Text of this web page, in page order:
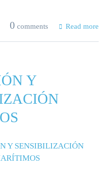
0 comments Read more
Y